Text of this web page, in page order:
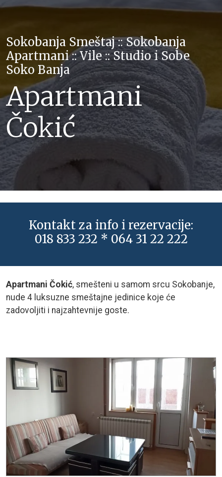
Sokobanja Smeštaj :: Sokobanja
Apartmani :: Vile :: Studio i Sobe
Soko Banja
Apartmani
Čokić
Kontakt za info i rezervacije:
018 833 232 * 064 31 22 222
Apartmani Čokić, smešteni u samom srcu Sokobanje,
nude 4 luksuzne smeštajne jedinice koje će
zadovoljiti i najzahtevnije goste.